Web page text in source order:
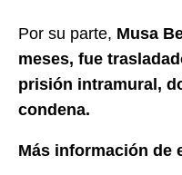
Por su parte, Musa
meses, fue
prisión intramural,
condena.
Más información de